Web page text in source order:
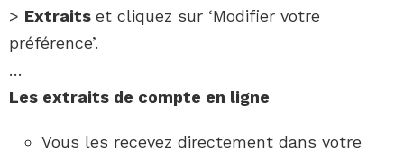
> Extraits et cliquez sur ‘Modifier votre
préférence’.
…
Les extraits de compte en ligne
Vous les recevez directement dans votre